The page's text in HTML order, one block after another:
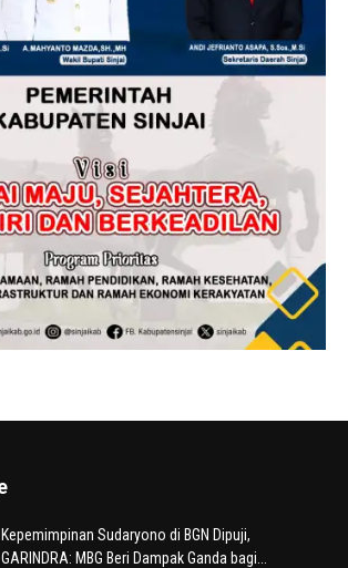
Kepemimpinan Sudaryono di BGN Dipuji,
GARINDRA: MBG Beri Dampak Ganda bagi...